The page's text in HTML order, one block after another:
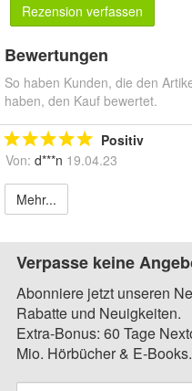
Rezension verfassen
Bewertungen
So haben Kunden, die den
haben, den Kauf bewertet.
Positiv
Von: d***n 19.04.23
Mehr...
Verpasse keine
Abonniere jetzt unseren
Rabatte und Neuigkeiten.
Extra-Bonus: 60 Tage
Mio. Hörbücher & E-